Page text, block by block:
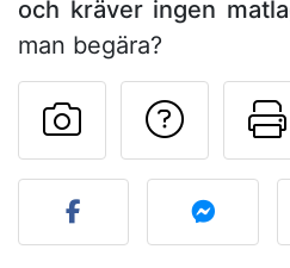
och kräver ingen
man begära?
Lägg upp